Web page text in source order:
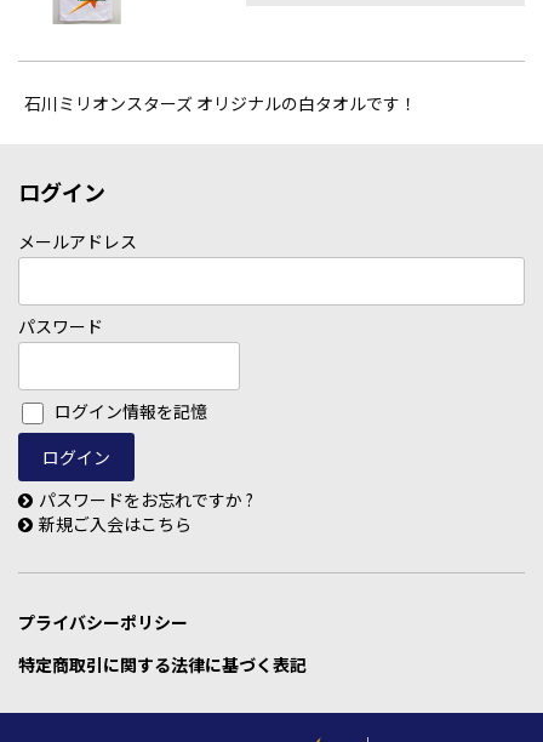
石川ミリオンスターズ オリジナルの白タオルです！
ログイン
メールアドレス
パスワード
ログイン情報を記憶
パスワードをお忘れですか ?
新規ご入会はこちら
プライバシーポリシー
特定商取引に関する法律に基づく表記